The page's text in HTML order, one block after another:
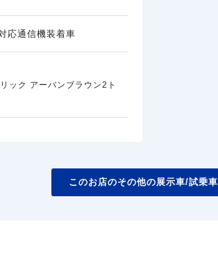
応通信機装着車
ック アーバンブラウン2ト
このお店のその他の展示車/試乗車